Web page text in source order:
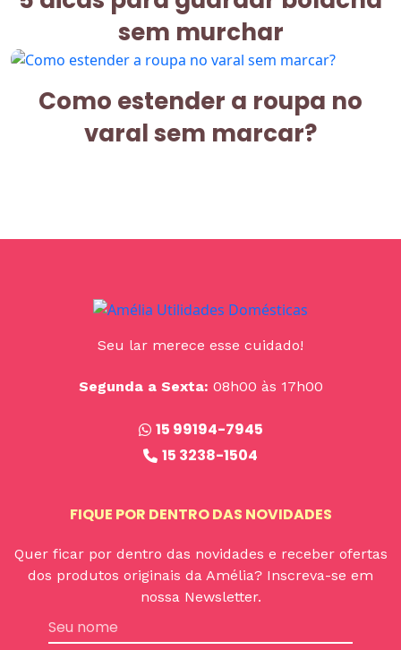
sem murchar
Como estender a roupa no
varal sem marcar?
Seu lar merece esse cuidado!
Segunda a Sexta: 08h00 às 17h00
15 99194-7945
15 3238-1504
FIQUE POR DENTRO DAS NOVIDADES
Quer ficar por dentro das novidades e receber ofertas
dos produtos originais da Amélia? Inscreva-se em
nossa Newsletter.